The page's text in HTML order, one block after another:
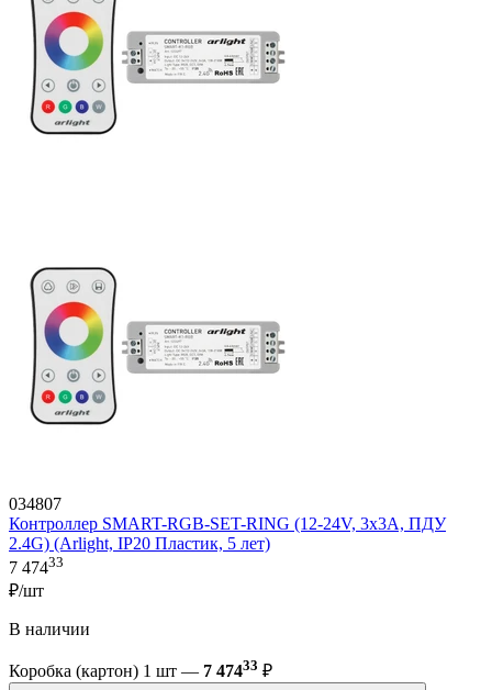
034807
Контроллер SMART-RGB-SET-RING (12-24V, 3x3A, ПДУ
2.4G) (Arlight, IP20 Пластик, 5 лет)
7 47433
₽/шт
В наличии
Коробка (картон) 1 шт — 7 47433 ₽